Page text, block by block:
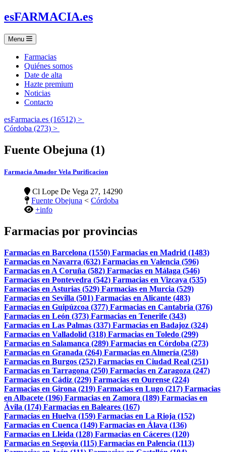
esFARMACIA.es
Menu
Farmacias
Quiénes somos
Date de alta
Hazte premium
Noticias
Contacto
esFarmacia.es (16512) >
Córdoba (273) >
Fuente Obejuna (1)
Farmacia Amador Vela Purificacion
Cl Lope De Vega 27, 14290
Fuente Obejuna < Córdoba
+info
Farmacias por provincias
Farmacias en Barcelona (1550) Farmacias en Madrid (1483)
Farmacias en Navarra (632) Farmacias en Valencia (596)
Farmacias en A Coruña (582) Farmacias en Málaga (546)
Farmacias en Pontevedra (542) Farmacias en Vizcaya (535)
Farmacias en Asturias (529) Farmacias en Murcia (529)
Farmacias en Sevilla (501) Farmacias en Alicante (483)
Farmacias en Guipúzcoa (377) Farmacias en Cantabria (376)
Farmacias en León (373) Farmacias en Tenerife (343)
Farmacias en Las Palmas (337) Farmacias en Badajoz (324)
Farmacias en Valladolid (318) Farmacias en Toledo (299)
Farmacias en Salamanca (289) Farmacias en Córdoba (273)
Farmacias en Granada (264) Farmacias en Almería (258)
Farmacias en Burgos (252) Farmacias en Ciudad Real (251)
Farmacias en Tarragona (250) Farmacias en Zaragoza (247)
Farmacias en Cádiz (229) Farmacias en Ourense (224)
Farmacias en Girona (219) Farmacias en Lugo (217) Farmacias
en Albacete (196) Farmacias en Zamora (189) Farmacias en
Ávila (174) Farmacias en Baleares (167)
Farmacias en Huelva (159) Farmacias en La Rioja (152)
Farmacias en Cuenca (149) Farmacias en Álava (136)
Farmacias en Lleida (128) Farmacias en Cáceres (120)
Farmacias en Segovia (115) Farmacias en Palencia (113)